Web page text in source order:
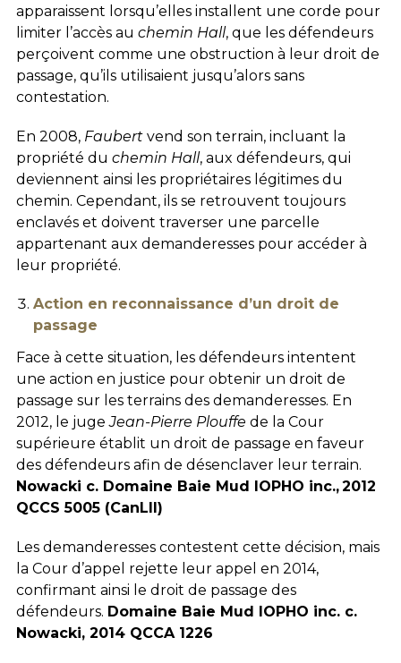
apparaissent lorsqu’elles installent une corde pour
limiter l’accès au chemin Hall, que les défendeurs
perçoivent comme une obstruction à leur droit de
passage, qu’ils utilisaient jusqu’alors sans
contestation.
En 2008, Faubertvend son terrain, incluant la
propriété du chemin Hall, aux défendeurs, qui
deviennent ainsi les propriétaires légitimes du
chemin. Cependant, ils se retrouvent toujours
enclavés et doivent traverser une parcelle
appartenant aux demanderesses pour accéder à
leur propriété.
Action en reconnaissance d’un droit de
passage
Face à cette situation, les défendeurs intentent
une action en justice pour obtenir un droit de
passage sur les terrains des demanderesses. En
2012, le jugeJean-Pierre Plouffe de la Cour
supérieure établit un droit de passage en faveur
des défendeurs afin de désenclaver leur terrain.
Nowacki c. Domaine Baie Mud IOPHO inc.,2012
QCCS 5005 (CanLII)
Les demanderesses contestent cette décision, mais
la Cour d’appel rejette leur appel en 2014,
confirmant ainsi le droit de passage des
défendeurs. Domaine Baie Mud IOPHO inc. c.
Nowacki, 2014 QCCA 1226